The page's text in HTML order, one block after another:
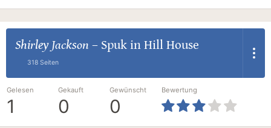
Shirley Jackson – Spuk in Hill House
318 Seiten
Gelesen
1
Gekauft
0
Gewünscht
0
Bewertung